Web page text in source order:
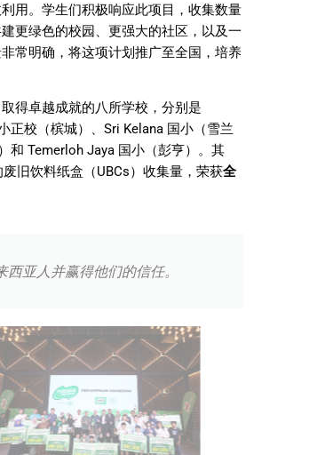
用。学生们积极响应此项目，收集数量
更绿色的校园、更强大的社区，以及一
常明确，将这项计划推广至全国，培养
得卓越成就的八所学校，分别是
校（槟城）、 Sri Kelana 国小（雪兰
和 Temerloh Jaya 国小（彭亨）。其
旧饮料纸盒（UBCs）收集量，荣获全
亚人并赢得他们的信任。